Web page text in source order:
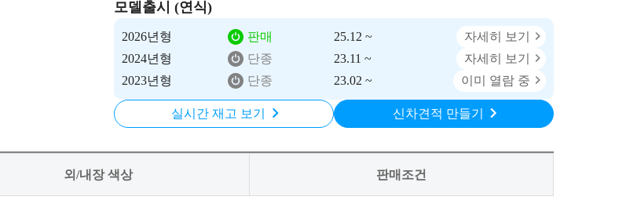
모델출시 (연식)
2026년형 판매 25.12 ~
자세히 보기
2024년형
단종 23.11 ~
자세히 보기
2023년형
단종 23.02 ~ 이미 열람 중
실시간 재고 보기 신차견적 만들기
외/내장 색상 판매조건